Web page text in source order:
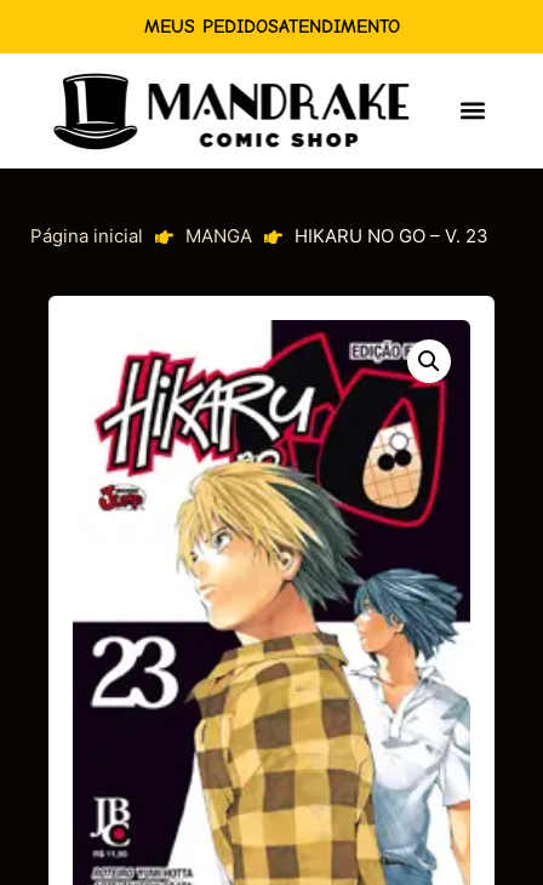
MEUS PEDIDOSATENDIMENTO
Página inicial MANGA HIKARU NO GO – V. 23